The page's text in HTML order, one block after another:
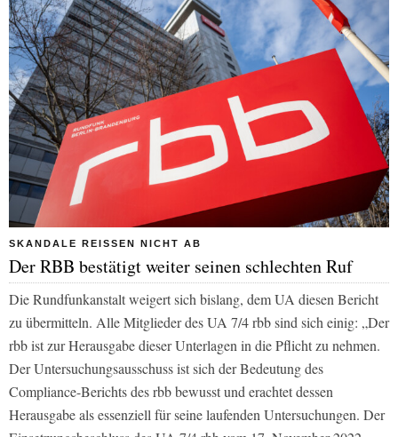
SKANDALE REISSEN NICHT AB
Der RBB bestätigt weiter seinen schlechten Ruf
Die Rundfunkanstalt weigert sich bislang, dem UA diesen Bericht
zu übermitteln. Alle Mitglieder des UA 7/4rbbsind sich einig: „Der
rbbist zur Herausgabe dieser Unterlagen in die Pflicht zu nehmen.
Der Untersuchungsausschuss ist sich der Bedeutung des
Compliance-Berichts desrbbbewusst und erachtet dessen
Herausgabe als essenziell für seine laufenden Untersuchungen. Der